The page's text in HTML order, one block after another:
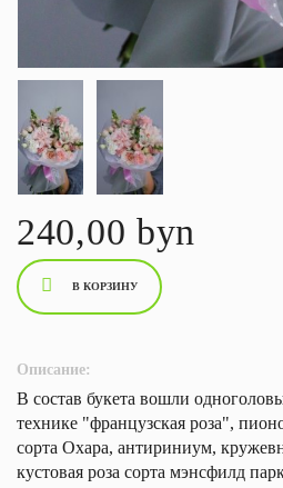
240,00 byn
В КОРЗИНУ
Описание:
В состав букета вошли
технике "французская роза",
сорта Охара, антириниум,
кустовая роза сорта мэнсфилд